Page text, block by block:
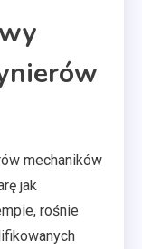
mechaników
jak
rośnie